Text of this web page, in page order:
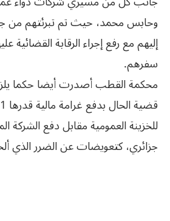
وحابس محمد، حيث تم تبرئتهم من
إليهم مع رفع إجراء الرقابة القضائية
سفرهم.
محكمة القطب أصدرت أيضا حكما
جزائري، كتعويضات عن الضرر الذي